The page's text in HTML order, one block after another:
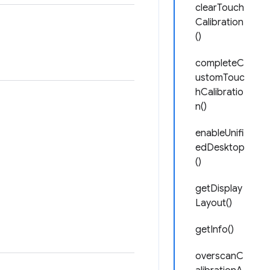
clearTouch
Calibration
()
completeC
ustomTouc
hCalibratio
n()
enableUnifi
edDesktop
()
getDisplay
Layout()
getInfo()
overscanC